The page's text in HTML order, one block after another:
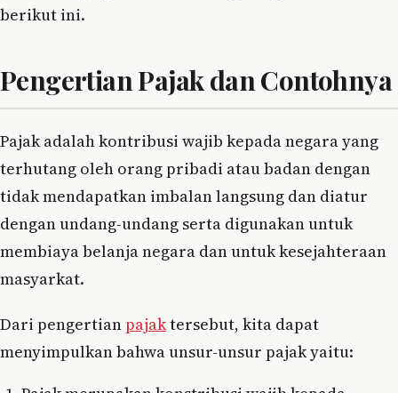
berikut ini.
Pengertian Pajak dan Contohnya
Pajak adalah kontribusi wajib kepada negara yang
terhutang oleh orang pribadi atau badan dengan
tidak mendapatkan imbalan langsung dan diatur
dengan undang-undang serta digunakan untuk
membiaya belanja negara dan untuk kesejahteraan
masyarkat.
Dari pengertian pajaktersebut, kita dapat
menyimpulkan bahwa unsur-unsur pajak yaitu: